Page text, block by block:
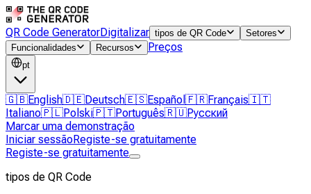
QR Code GeneratorDigitalizar tipos de QR Code
Setores
Funcionalidades
Recursos Preços
pt
🇬🇧English🇩🇪Deutsch🇪🇸Español 🇫🇷Français🇮🇹
Italiano🇵🇱Polski🇵🇹Português🇷🇺Русский
Marcar uma demonstração
Iniciar sessãoRegiste-se gratuitamente
Registe-se gratuitamente
tipos de QR Code